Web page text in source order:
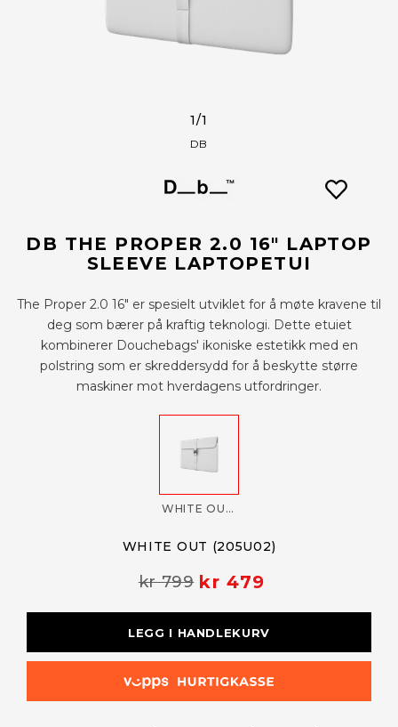
1/1
DB
DB THE PROPER 2.0 16" LAPTOP
SLEEVE LAPTOPETUI
The Proper 2.0 16" er spesielt utviklet for å møte kravene til
deg som bærer på kraftig teknologi. Dette etuiet
kombinerer Douchebags' ikoniske estetikk med en
polstring som er skreddersydd for å beskytte større
maskiner mot hverdagens utfordringer.
WHITE OUT (205U02)
WHITE OUT (205U02)
kr 799 kr 479
LEGG I HANDLEKURV